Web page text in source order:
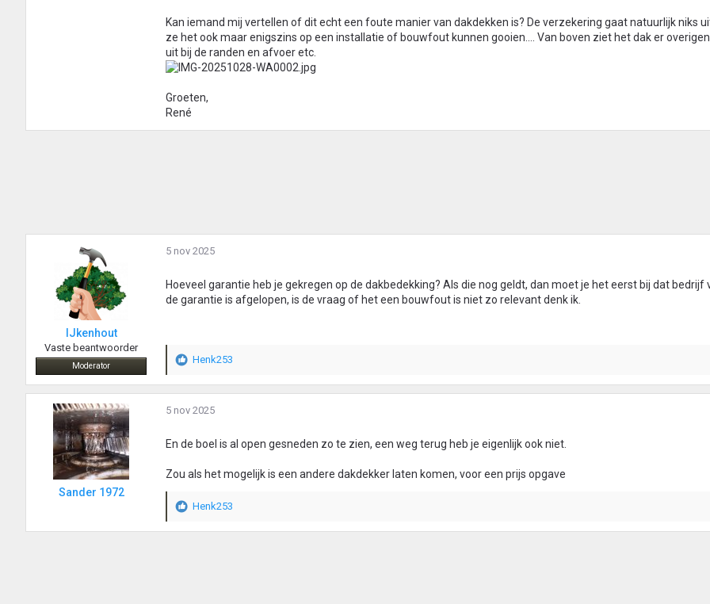
Kan iemand mij vertellen of dit echt een foute manier van dakdekken is? De verzekering gaat natuurlijk niks
ze het ook maar enigszins op een installatie of bouwfout kunnen gooien.... Van boven ziet het dak er
uit bij de randen en afvoer etc.
Groeten,
René
IJkenhout
Vaste beantwoorder
Moderator
5 nov 2025
Hoeveel garantie heb je gekregen op de dakbedekking? Als die nog geldt, dan moet je het eerst bij dat bedrijf
de garantie is afgelopen, is de vraag of het een bouwfout is niet zo relevant denk ik.
W
a
r
r
n
e
Henk253
Sander 1972
5 nov 2025
En de boel is al open gesneden zo te zien, een weg terug heb je eigenlijk ook niet.
Zou als het mogelijk is een andere dakdekker laten komen, voor een prijs opgave
W
Henk253